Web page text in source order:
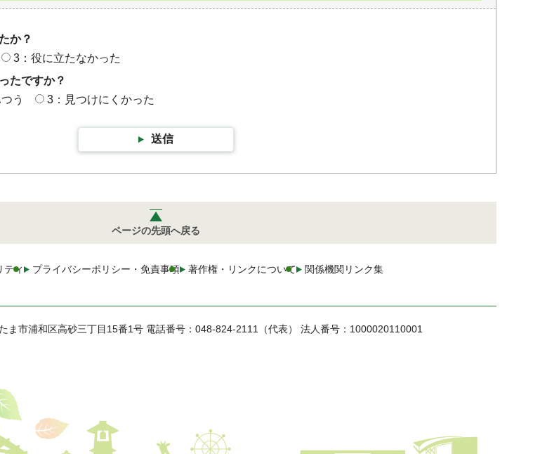
か？
3：役に立たなかった
たですか？
う 3：見つけにくかった
送信
ページの先頭へ戻る
ティ プライバシーポリシー・免責事項 著作権・リンクについて 関係機関リンク集
ま市浦和区高砂三丁目15番1号 電話番号：048-824-2111（代表） 法人番号：1000020110001